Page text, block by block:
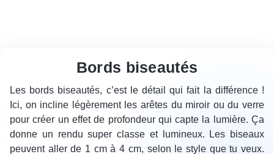
Bords biseautés
Les bords biseautés, c’est le détail qui fait la différence !
Ici, on incline légèrement les arêtes du miroir ou du verre
pour créer un effet de profondeur qui capte la lumière. Ça
donne un rendu super classe et lumineux. Les biseaux
peuvent aller de 1 cm à 4 cm, selon le style que tu veux.